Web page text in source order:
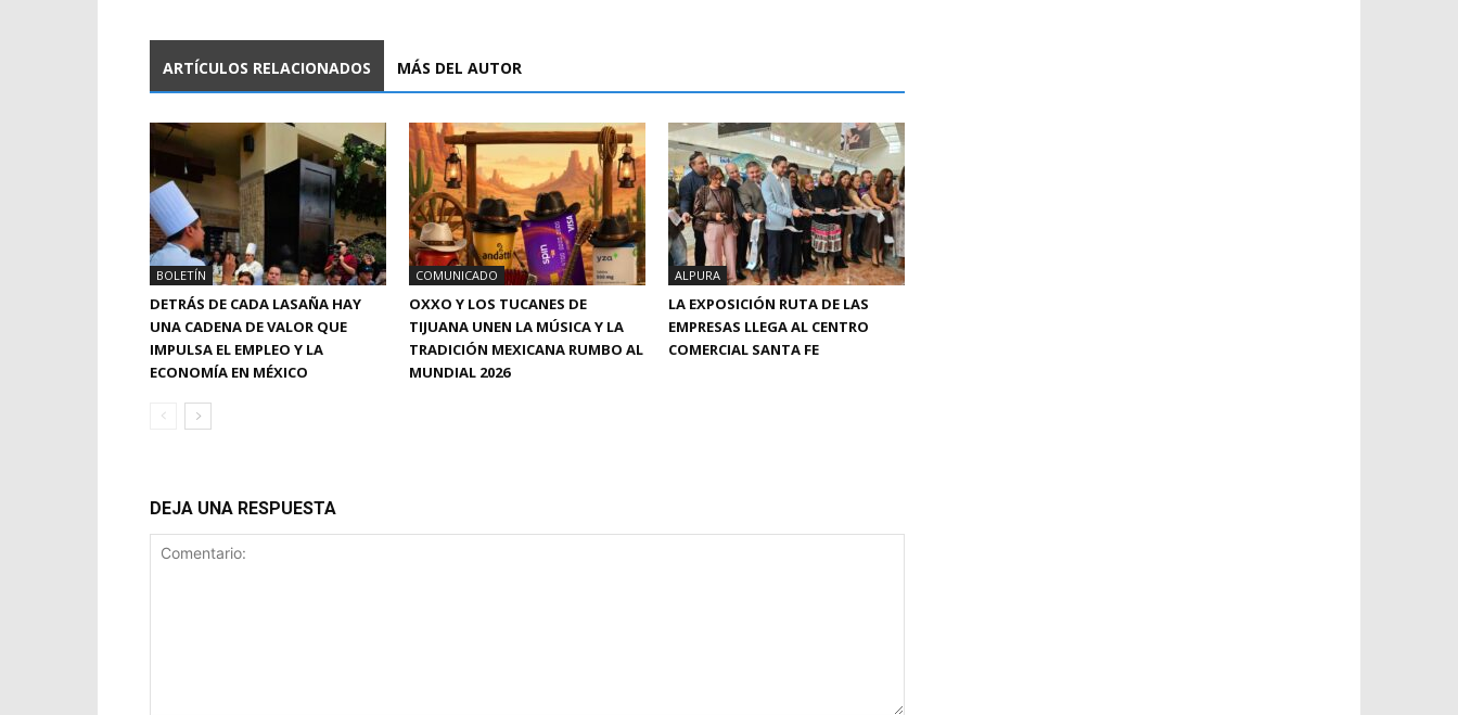
ARTÍCULOS RELACIONADOS MÁS DEL AUTOR
BOLETÍN
DETRÁS DE CADA LASAÑA HAY
UNA CADENA DE VALOR QUE
IMPULSA EL EMPLEO Y LA
ECONOMÍA EN MÉXICO
COMUNICADO
OXXO Y LOS TUCANES DE
TIJUANA UNEN LA MÚSICA Y LA
TRADICIÓN MEXICANA RUMBO AL
MUNDIAL 2026
ALPURA
LA EXPOSICIÓN RUTA DE LAS
EMPRESAS LLEGA AL CENTRO
COMERCIAL SANTA FE
DEJA UNA RESPUESTA